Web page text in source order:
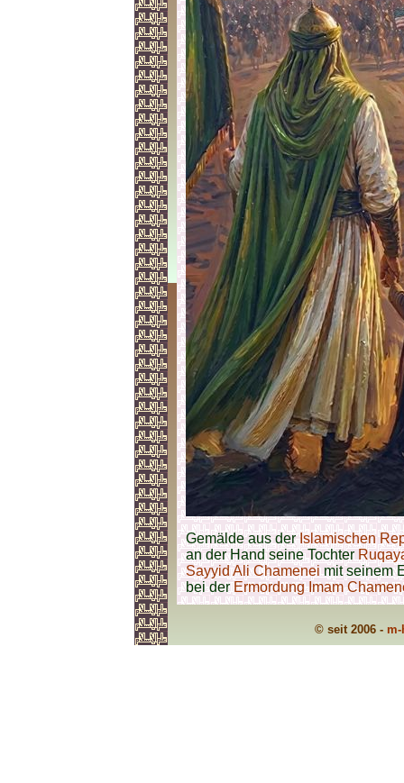
Gemälde aus derIslamischen
an der Hand seine Tochter
Sayyid Ali Chameneimit seinem
bei derErmordung Imam
© seit 2006 -